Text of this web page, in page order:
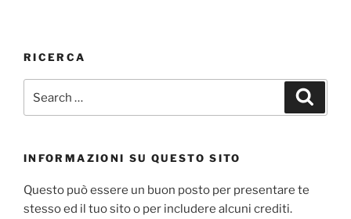
RICERCA
INFORMAZIONI SU QUESTO SITO
Questo può essere un buon posto per presentare te
stesso ed il tuo sito o per includere alcuni crediti.